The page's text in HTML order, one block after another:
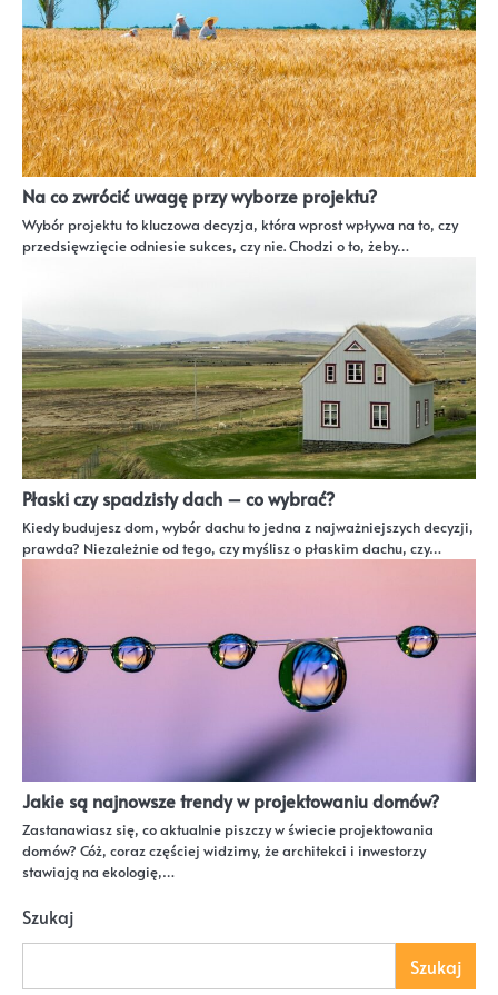
Na co zwrócić uwagę przy wyborze projektu?
Wybór projektu to kluczowa decyzja, która wprost wpływa na to, czy
przedsięwzięcie odniesie sukces, czy nie. Chodzi o to, żeby…
Płaski czy spadzisty dach – co wybrać?
Kiedy budujesz dom, wybór dachu to jedna z najważniejszych decyzji,
prawda? Niezależnie od tego, czy myślisz o płaskim dachu, czy…
Jakie są najnowsze trendy w projektowaniu domów?
Zastanawiasz się, co aktualnie piszczy w świecie projektowania
domów? Cóż, coraz częściej widzimy, że architekci i inwestorzy
stawiają na ekologię,…
Szukaj
Szukaj